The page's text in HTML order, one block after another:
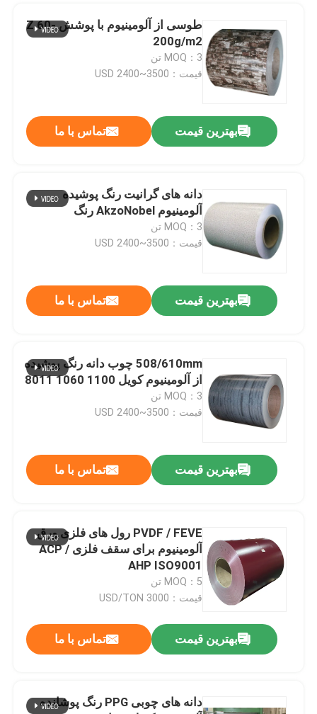
محصولات
درباره ما
تور کارخانه
با ما تماس بگیرید
اخبار
پرونده ها
کویل فولادی با روکش رنگی
کویل فولادی گالوالوم
کویل فولادی گالوانیزه
فولاد پیش رنگ شده مات بافت
کویل آلومینیومی با پوشش رنگی
طناب های فولادی آلوزینک
طوسی از آلومینیوم با پوشش Z 60-
200g/m2
MOQ：3 تن
قیمت：USD 2400~3500
بهترین قیمت تماس با ما
دانه های گرانیت رنگ پوشیده
آلومینیوم AkzoNobel رنگ
MOQ：3 تن
قیمت：USD 2400~3500
بهترین قیمت تماس با ما
508/610mm چوب دانه رنگ پوشیده
از آلومینیوم کویل 1100 1060 8011
MOQ：3 تن
قیمت：USD 2400~3500
بهترین قیمت تماس با ما
PVDF / FEVE رول های فلزی ورق
آلومینیوم برای سقف فلزی ACP /
AHP ISO9001
MOQ：5 تن
قیمت：3000 USD/TON
بهترین قیمت تماس با ما
دانه های چوبی PPG رنگ پوشانده